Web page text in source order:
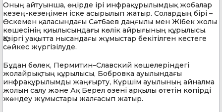
Оның айтуынша, өңірде ірі инфрақұрылымдық жобалар
кезең-кезеңімен іске асырылып жатыр. Солардың бірі –
Өскемен қаласындағы Сәтбаев даңғылы мен Жібек жолы
көшесінің қиылысындағы көлік айрығының құрылысы.
Қазіргі уақытта нысандағы жұмыстар бекітілген кестеге
сәйкес жүргізілуде.
Бұдан бөлек, Пермитин–Славский көшелеріндегі
жолайрықтың құрылысы, Бобровка ауылындағы
инфрақұрылымды жаңғырту, Күршім ауылының айналма
жолын салу және Ақ Берел өзені арқылы өтетін көпірді
жөндеу жұмыстары жалғасып жатыр.